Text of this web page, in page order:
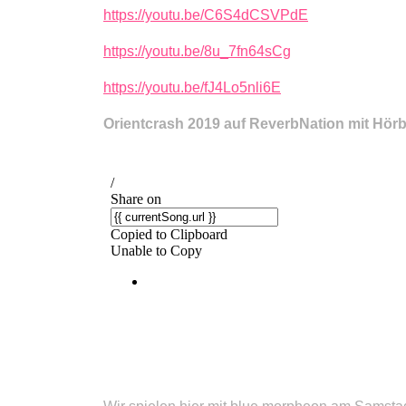
https://youtu.be/C6S4dCSVPdE
https://youtu.be/8u_7fn64sCg
https://youtu.be/fJ4Lo5nli6E
Orientcrash 2019 auf ReverbNation mit